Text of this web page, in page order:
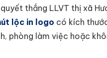
thắng LLVT thị xã
lộc in logo có kích
phòng làm việc hoặc